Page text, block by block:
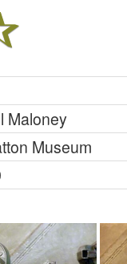
Maloney
Museum